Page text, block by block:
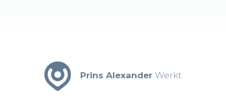
mogelijkheden voor ondersteuning.
Prins Alexander Werkt